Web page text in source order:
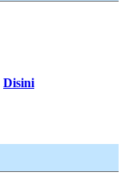
Disini